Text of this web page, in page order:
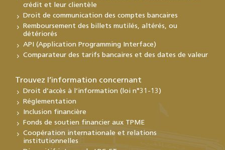
crédit et leur clientèle
Droit de communication des comptes bancaires
Remboursement des billets mutilés, altérés, ou
détériorés
API (Application Programming Interface)
Comparateur des tarifs bancaires et des dates de valeur
Trouvez l’information concernant
Droit d’accès à l’information (loi n°31-13)
Réglementation
Inclusion financière
Fonds de soutien financier aux TPME
Coopération internationale et relations
institutionnelles